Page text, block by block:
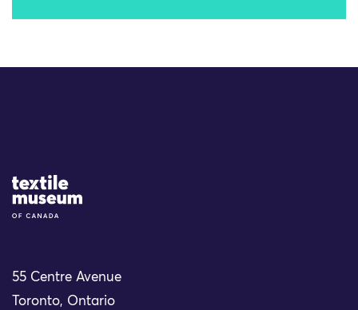
Site Logo
55 Centre Avenue
Toronto, Ontario